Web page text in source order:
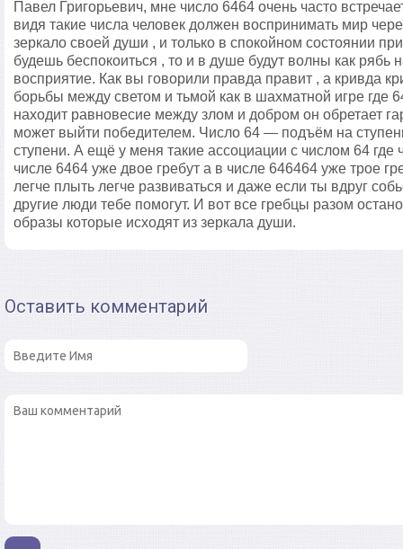
Павел Григорьевич, мне число 6464 очень часто
видя такие числа человек должен воспринимать мир
зеркало своей души , и только в спокойном состоянии
будешь беспокоиться , то и в душе будут волны как рябь
восприятие. Как вы говорили правда правит , а кривда
борьбы между светом и тьмой как в шахматной игре где
находит равновесие между злом и добром он обретает
может выйти победителем. Число 64 — подъём на
ступени. А ещё у меня такие ассоциации с числом 64 где
числе 6464 уже двое гребут а в числе 646464 уже трое
легче плыть легче развиваться и даже если ты вдруг
другие люди тебе помогут. И вот все гребцы разом
образы которые исходят из зеркала души.
Оставить комментарий